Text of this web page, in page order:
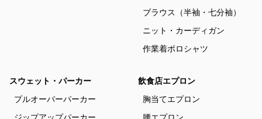
ブラウス（半袖・七分袖）
ニット・カーディガン
作業着ポロシャツ
スウェット・パーカー
プルオーバーパーカー
飲食店エプロン
胸当てエプロン